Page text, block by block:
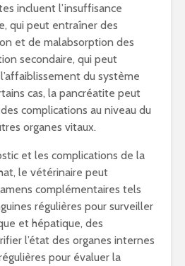
incluent l’insuffisance
qui peut entraîner des
et de malabsorption des
secondaire, qui peut
du système
cas, la pancréatite peut
complications au niveau du
organes vitaux.
et les complications de la
le vétérinaire peut
complémentaires tels
régulières pour surveiller
et hépatique, des
l’état des organes internes
pour évaluer la